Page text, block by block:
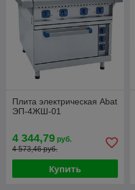
Плита электрическая Abat
ЭП-4ЖШ-01
4 344,79 руб.
4 573,46 руб.
Купить